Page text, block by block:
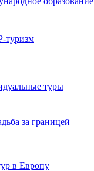
туризм
туры
за границей
в Европу